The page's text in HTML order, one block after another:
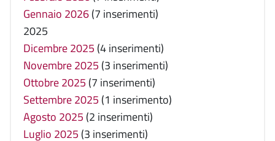
Gennaio 2026(7 inserimenti)
2025
Dicembre 2025 (4 inserimenti)
Novembre 2025 (3 inserimenti)
Ottobre 2025 (7 inserimenti)
Settembre 2025 (1 inserimento)
Agosto 2025 (2 inserimenti)
Luglio 2025 (3 inserimenti)